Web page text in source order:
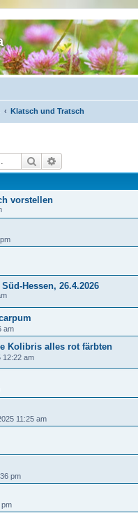
Klatsch und Tratsch
Suche
vorstellen
Hessen, 26.4.2026
am
Kolibris alles rot färbten
12:22 am
11:25 am
pm
pm